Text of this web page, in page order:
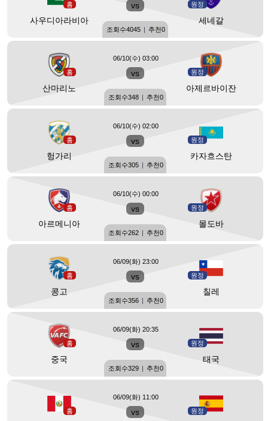
홈
사우디아라비아
vs 원정
세네갈
조회수4045 | 추천0
홈
산마리노
vs 원정
아제르바이잔
06/10(수) 03:00
조회수348 | 추천0
홈
헝가리
vs 원정
카자흐스탄
06/10(수) 02:00
조회수305 | 추천0
홈
아르메니아
vs 원정
몰도바
06/10(수) 00:00
조회수262 | 추천0
홈
콩고
vs 원정
칠레
06/09(화) 23:00
조회수356 | 추천0
홈
중국
vs 원정
태국
06/09(화) 20:35
조회수329 | 추천0
홈 vs 원정
06/09(화) 11:00